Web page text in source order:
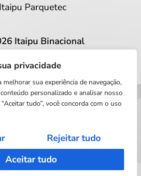
privacidade
melhorar sua experiência de navegação,
personalizado e analisar nosso
tudo”, você concorda com o uso
Rejeitar tudo
Aceitar tudo
Itaipu Parquetec
Itaipu Binacional
e proteção de dados